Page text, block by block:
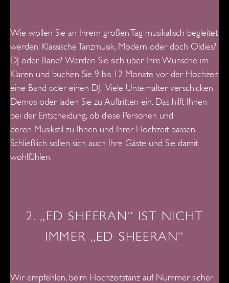
Wie wollen Sie an Ihrem großen Tag musikalisch begleitet
werden: Klassische Tanzmusik, Modern oder doch Oldies?
DJ oder Band? Werden Sie sich über Ihre Wünsche im
Klaren und buchen Sie 9 bis 12 Monate vor der Hochzeit
eine Band oder einen DJ. Viele Unterhalter verschicken
Demos oder laden Sie zu Auftritten ein. Das hilft Ihnen
bei der Entscheidung, ob diese Personen und
deren Musikstil zu Ihnen und Ihrer Hochzeit passen.
Schließlich sollen sich auch Ihre Gäste und Sie damit
wohlfühlen.
2. „ED SHEERAN“ IST NICHT
IMMER „ED SHEERAN“
Wir empfehlen, beim Hochzeitstanz auf Nummer sicher